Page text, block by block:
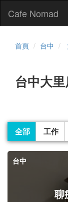
Cafe Nomad
首頁 台中
台中大
全部 工作
聊
台中